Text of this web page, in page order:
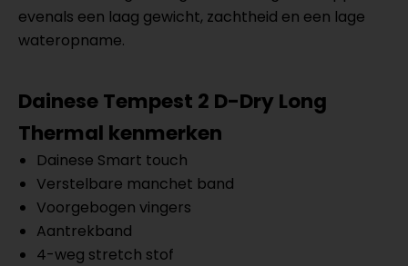
evenals een laag gewicht, zachtheid en een lage
wateropname.
Dainese Tempest 2 D-Dry Long
Thermal kenmerken
Dainese Smart touch
Verstelbare manchet band
Voorgebogen vingers
Aantrekband
4-weg stretch stof